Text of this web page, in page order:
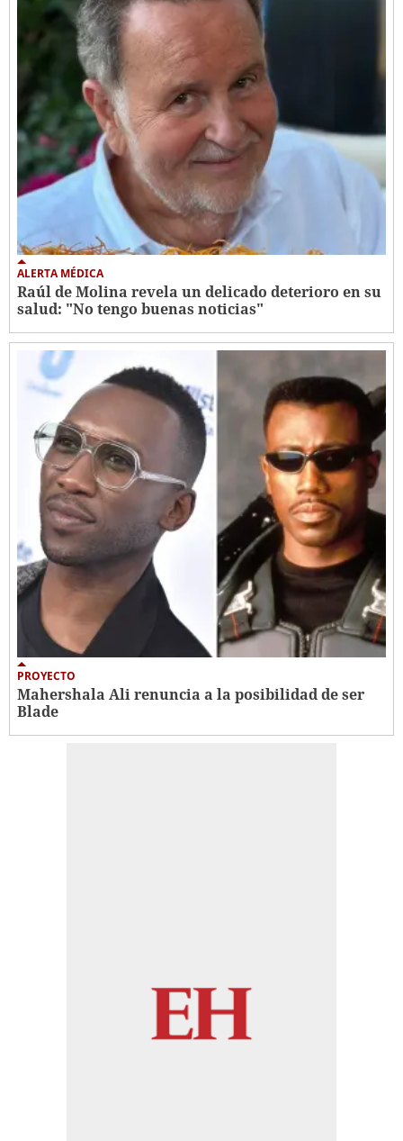
ALERTA MÉDICA
Raúl de Molina revela un delicado deterioro en su
salud: "No tengo buenas noticias"
PROYECTO
Mahershala Ali renuncia a la posibilidad de ser
Blade